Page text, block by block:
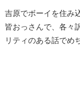
吉原でボーイを住み
皆おっさんで、各々
リティのある話でめ